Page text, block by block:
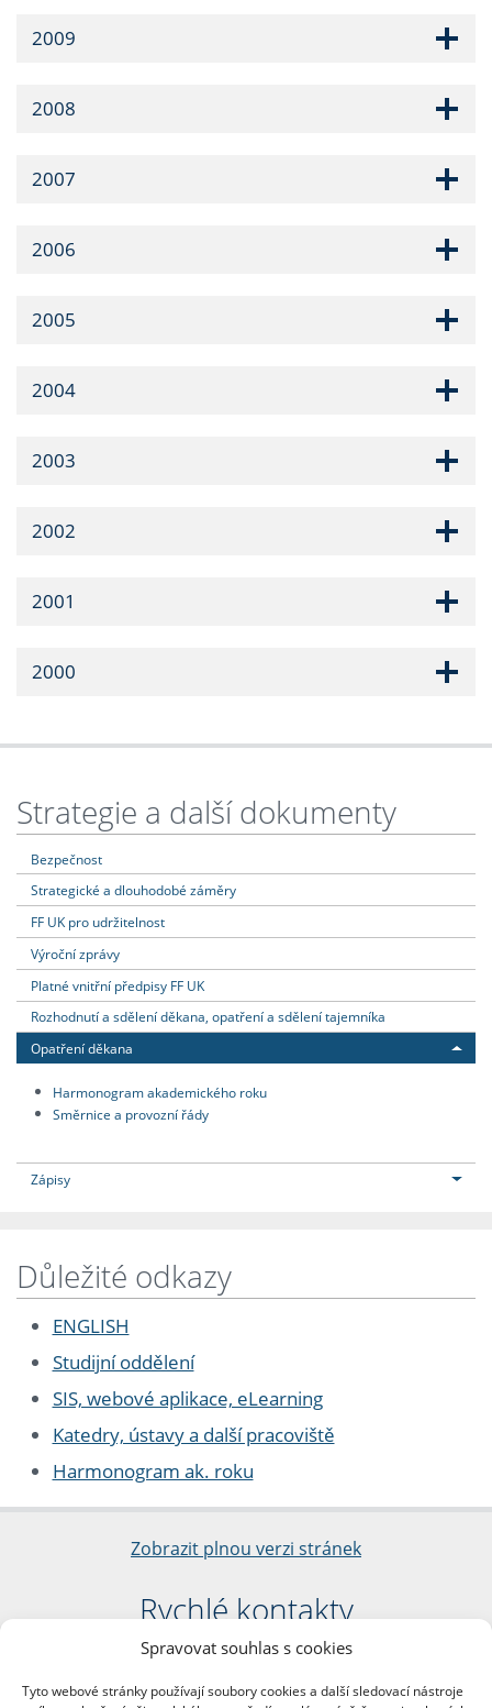
Spravovat souhlas s cookies
Tyto webové stránky používají soubory cookies a další sledovací nástroje
2009
2008
2007
2006
2005
2004
2003
2002
2001
2000
Strategie a další dokumenty
Bezpečnost
Strategické a dlouhodobé záměry
FF UK pro udržitelnost
Výroční zprávy
Platné vnitřní předpisy FF UK
Rozhodnutí a sdělení děkana, opatření a sdělení tajemníka
Opatření děkana
Harmonogram akademického roku
Směrnice a provozní řády
Zápisy
Důležité odkazy
ENGLISH
Studijní oddělení
SIS, webové aplikace, eLearning
Katedry, ústavy a další pracoviště
Harmonogram ak. roku
Zobrazit plnou verzi stránek
Rychlé kontakty
Filozofická fakulta
nám. Jana Palacha 1/2